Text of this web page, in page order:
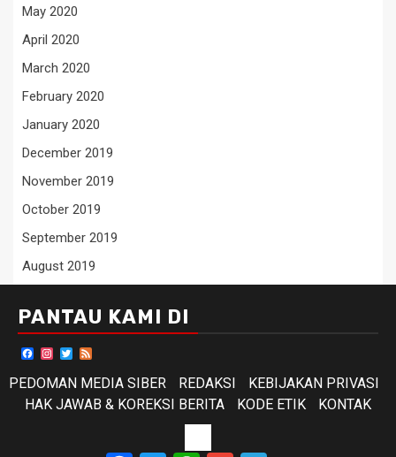
May 2020
April 2020
March 2020
February 2020
January 2020
December 2019
November 2019
October 2019
September 2019
August 2019
PANTAU KAMI DI
Facebook
Instagram
Twitter
PEDOMAN MEDIA SIBER
REDAKSI
KEBIJAKAN PRIVASI
HAK JAWAB & KOREKSI BERITA
KODE ETIK KONTAK